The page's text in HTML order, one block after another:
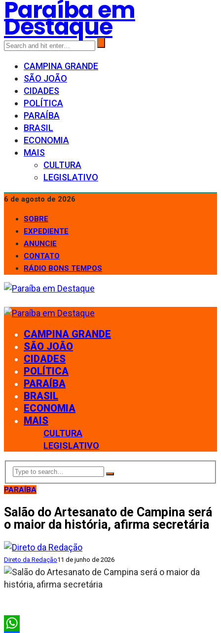
Paraíba em
Destaque
CAMPINA GRANDE
SÃO JOÃO
CIDADES
POLÍTICA
PARAÍBA
BRASIL
ECONOMIA
MAIS
CULTURA
LEGISLATIVO
6 de agosto de 2026
SOBRE
EXPEDIENTE
ANUNCIE
CONTATO
RÁDIO BONS TEMPOS
CAMPINA GRANDE
SÃO JOÃO
CIDADES
POLÍTICA
PARAÍBA
BRASIL
ECONOMIA
MAIS
CULTURA
LEGISLATIVO
PARAÍBA
Salão do Artesanato de Campina será
o maior da história, afirma secretária
Direto da Redação11 de junho de 2026